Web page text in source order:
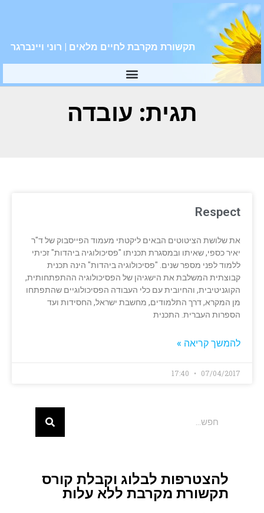
תקשורת מקרבת לחיים מלאים | רוני ויינברגר
תגית: עובדה
Respect
את שלושת הציטוטים הבאים ליקטתי מעמוד הפייסבוק של ד"ר
יאיר כספי, שאיתו ובמסגרת תכניתו "פסיכולוגיה ביהדות" זכיתי
ללמוד לפני מספר שנים. "פסיכולוגיה ביהדות" הינה תכנית
קבוצתית המשלבת את הישגיהן של הפסיכולוגיה ההתפתחותית,
הקוגניטיבית, והחיובית עם כלי העבודה הפסיכולוגיים שהתפתחו
מן המקרא, דרך התלמודים, מחשבת ישראל, החסידות ועד
הספרות העברית. התכנית
להמשך קריאה »
07/04/2017
להצטרפות לבלוג וקבלת קורס
תקשורת מקרבת ללא עלות